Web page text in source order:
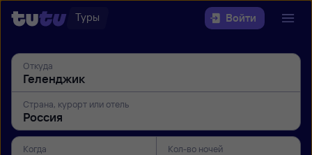
Туры Войти
Откуда
Страна, курорт или отель
Когда Кол-во ночей